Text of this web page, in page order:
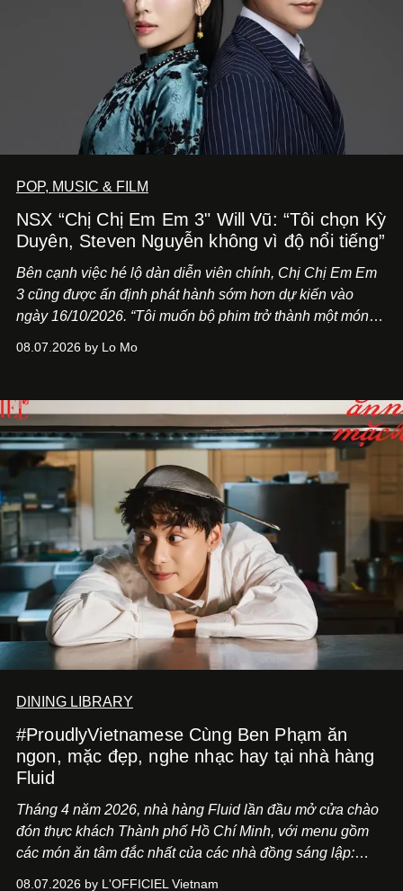
POP, MUSIC & FILM
NSX “Chị Chị Em Em 3" Will Vũ: “Tôi chọn Kỳ
Duyên, Steven Nguyễn không vì độ nổi tiếng”
Bên cạnh việc hé lộ dàn diễn viên chính, Chị Chị Em Em
3 cũng được ấn định phát hành sớm hơn dự kiến vào
ngày 16/10/2026. “Tôi muốn bộ phim trở thành một món
08.07.2026 by Lo Mo
DINING LIBRARY
#ProudlyVietnamese Cùng Ben Phạm ăn
ngon, mặc đẹp, nghe nhạc hay tại nhà hàng
Fluid
Tháng 4 năm 2026, nhà hàng Fluid lần đầu mở cửa chào
đón thực khách Thành phố Hồ Chí Minh, với menu gồm
các món ăn tâm đắc nhất của các nhà đồng sáng lập:
08.07.2026 by L'OFFICIEL Vietnam